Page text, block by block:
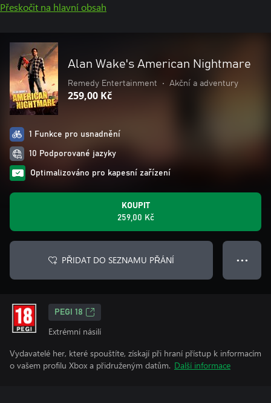
Přeskočit na hlavní obsah
Alan Wake's American Nightmare
Remedy Entertainment • Akční a adventury
259,00 Kč
1 Funkce pro usnadnění
10 Podporované jazyky
Optimalizováno pro kapesní zařízení
KOUPIT
259,00 Kč
PŘIDAT DO SEZNAMU PŘÁNÍ ● ● ●
PEGI 18
Extrémní násilí
Vydavatelé her, které spouštíte, získají při hraní přístup k informacím
o vašem profilu Xbox a přidruženým datům. Další informace